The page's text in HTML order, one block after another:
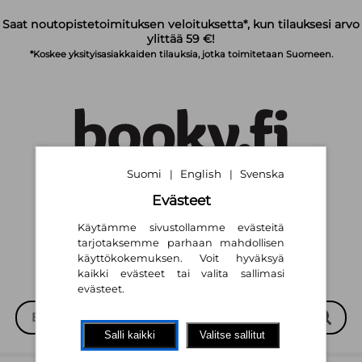
Saat noutopistetoimituksen veloituksetta*, kun tilauksesi arvo
ylittää 59 €!
*Koskee yksityisasiakkaiden tilauksia, jotka toimitetaan Suomeen.
English |
Suomi | English | Svenska
Evästeet
Käytämme sivustollamme evästeitä
tarjotaksemme parhaan mahdollisen
käyttökokemuksen. Voit hyväksyä
kaikki evästeet tai valita sallimasi
evästeet.
Salli kaikki Valitse sallitut